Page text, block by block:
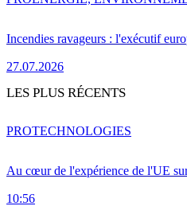
Incendies ravageurs : l'exécutif
27.07.2026
LES PLUS RÉCENTS
Au cœur de l'expérience de l'UE
10:56
PROTECHNOLOGIES